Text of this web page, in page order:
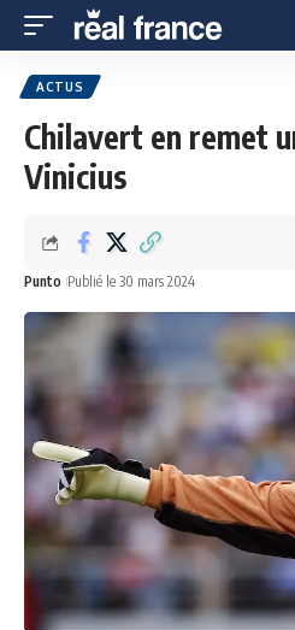
ACTUS
Chilavert en remet
Vinicius
Punto Publié le 30 mars 2024